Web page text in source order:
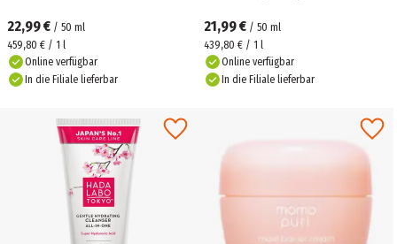
22,99 € / 50 ml
459,80 € / 1 l
Online verfügbar
In die Filiale lieferbar
21,99 € / 50 ml
439,80 € / 1 l
Online verfügbar
In die Filiale lieferbar